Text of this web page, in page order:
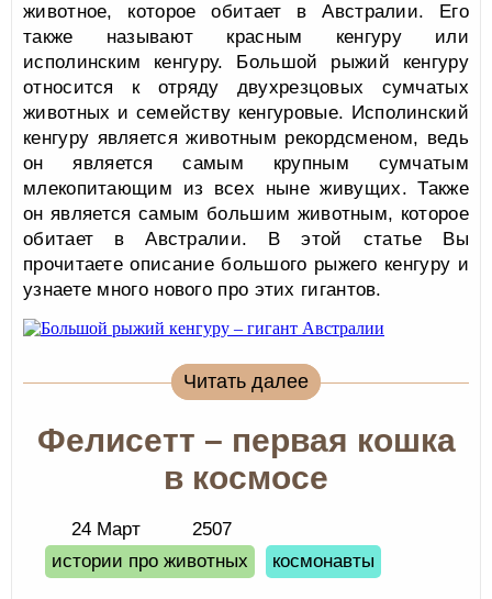
животное, которое обитает в Австралии. Его
также называют красным кенгуру или
исполинским кенгуру. Большой рыжий кенгуру
относится к отряду двухрезцовых сумчатых
животных и семейству кенгуровые. Исполинский
кенгуру является животным рекордсменом, ведь
он является самым крупным сумчатым
млекопитающим из всех ныне живущих. Также
он является самым большим животным, которое
обитает в Австралии. В этой статье Вы
прочитаете описание большого рыжего кенгуру и
узнаете много нового про этих гигантов.
Читать далее
Фелисетт – первая кошка
в космосе
24 Март
2507
истории про животных
космонавты